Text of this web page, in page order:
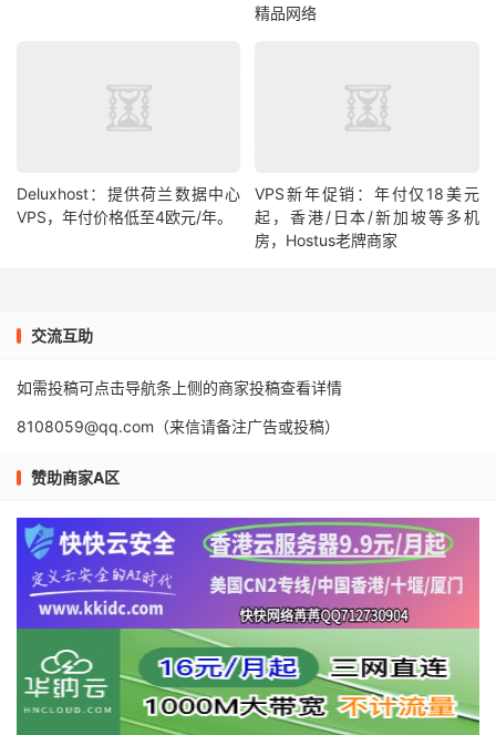
精品网络
Deluxhost：提供荷兰数据中心
VPS，年付价格低至4欧元/年。
VPS新年促销：年付仅18美元
起，香港/日本/新加坡等多机
房，Hostus老牌商家
交流互助
如需投稿可点击导航条上侧的商家投稿查看详情
8108059@qq.com（来信请备注广告或投稿）
赞助商家A区